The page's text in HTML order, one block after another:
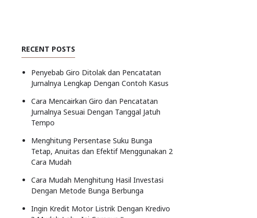
RECENT POSTS
Penyebab Giro Ditolak dan Pencatatan
Jurnalnya Lengkap Dengan Contoh Kasus
Cara Mencairkan Giro dan Pencatatan
Jurnalnya Sesuai Dengan Tanggal Jatuh
Tempo
Menghitung Persentase Suku Bunga
Tetap, Anuitas dan Efektif Menggunakan 2
Cara Mudah
Cara Mudah Menghitung Hasil Investasi
Dengan Metode Bunga Berbunga
Ingin Kredit Motor Listrik Dengan Kredivo